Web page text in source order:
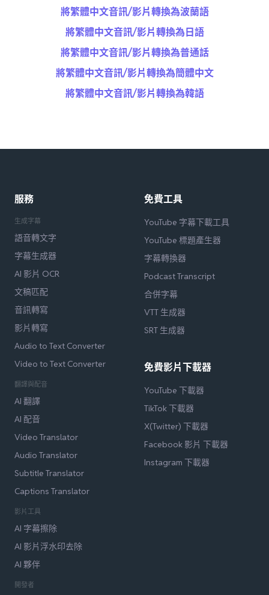
將繁體中文音訊/影片轉換為波蘭語
將繁體中文音訊/影片轉換為日語
將繁體中文音訊/影片轉換為普通話
將繁體中文音訊/影片轉換為簡體中文
將繁體中文音訊/影片轉換為韓語
服務
生成字幕
語音轉文字
字幕生成器
AI 影片 OCR
文稿匹配
音訊轉寫
影片轉寫
Audio to Text Converter
Video to Text Converter
翻譯與配音
AI 翻譯
AI 配音
Video Translator
Audio Translator
Subtitle Translator
Captions Translator
影片工具
AI 字幕擦除
AI 影片浮水印去除
AI 夥伴
開發者
免費工具
YouTube 字幕下載工具
YouTube 標題產生器
字幕轉換器
Podcast Transcript
合併字幕
VTT 生成器
SRT 生成器
免費影片下載器
YouTube 下載器
TikTok 下載器
X(Twitter) 下載器
Facebook 影片 下載器
Instagram 下載器